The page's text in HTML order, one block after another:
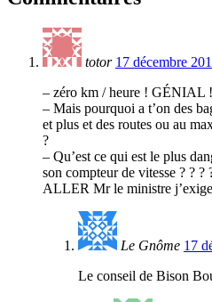
totor 17 décembre
– zéro km / heure ! GÉNIAL
– Mais pourquoi a t’on des
et plus et des routes ou au
?
– Qu’est ce qui est le plus
son compteur de vitesse ? ? ?
ALLER Mr le ministre
Le Gnôme 17
Le conseil de Bison